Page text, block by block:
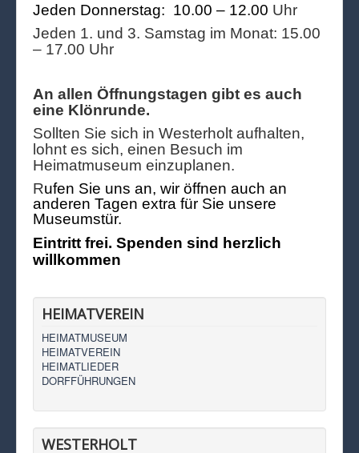
Jeden Donnerstag: 10.00 – 12.00 Uhr
Jeden 1. und 3. Samstag im Monat: 15.00
– 17.00 Uhr
An allen Öffnungstagen gibt es auch
eine Klönrunde.
Sollten Sie sich in Westerholt aufhalten,
lohnt es sich, einen Besuch im
Heimatmuseum einzuplanen.
Rufen Sie uns an, wir öffnen auch an
anderen Tagen extra für Sie unsere
Museumstür.
Eintritt frei. Spenden sind herzlich
willkommen
HEIMATVEREIN
HEIMATMUSEUM
HEIMATVEREIN
HEIMATLIEDER
DORFFÜHRUNGEN
WESTERHOLT